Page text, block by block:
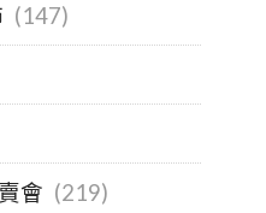
(147)
會 (219)